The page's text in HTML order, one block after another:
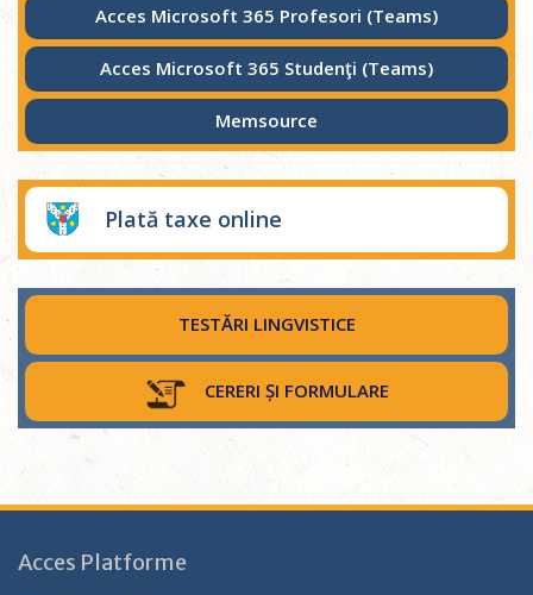
Acces Microsoft 365 Profesori (Teams)
Acces Microsoft 365 Studenţi (Teams)
Memsource
Plată taxe online
TESTĂRI LINGVISTICE
CERERI ȘI FORMULARE
Acces Platforme